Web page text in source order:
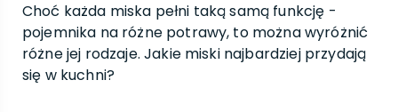
Choć każda miska pełni taką samą funkcję -
pojemnika na różne potrawy, to można wyróżnić
różne jej rodzaje. Jakie miski najbardziej przydają
się w kuchni?